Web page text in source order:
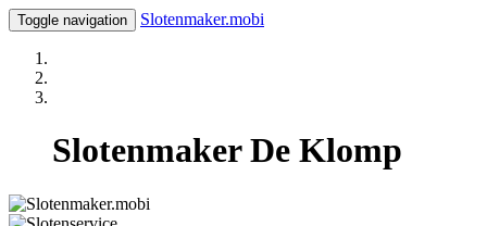
Toggle navigation Slotenmaker.mobi
Slotenmaker De Klomp